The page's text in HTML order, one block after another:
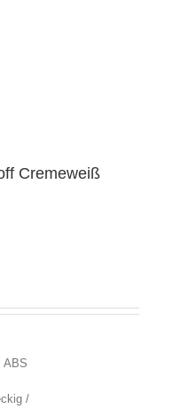
Cremeweiß
ABS
/